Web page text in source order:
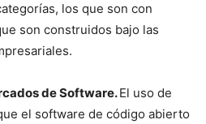
los que son con
son construidos bajo las
de Software.El uso de
el software de código abierto